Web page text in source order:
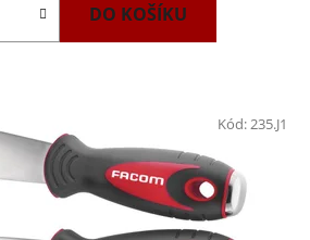
DO KOŠÍKU
Kód: 235.J1